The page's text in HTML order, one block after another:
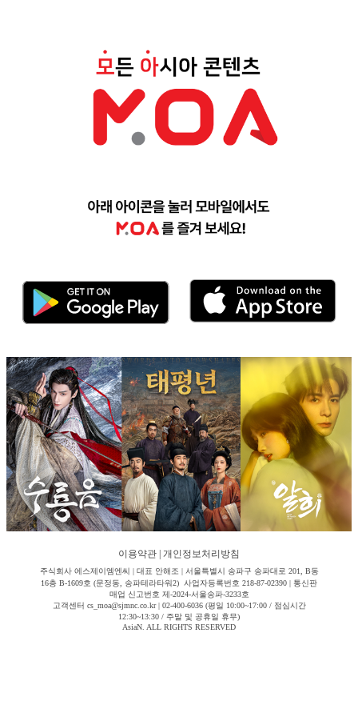
이용약관 개인정보처리방침
주식회사 에스제이엠엔씨 | 대표 안해조 | 서울특별시 송파구 송파대로 201, B동
16층 B-1609호 (문정동, 송파테라타워2) 사업자등록번호 218-87-02390 | 통신판
매업 신고번호 제-2024-서울송파-3233호
고객센터 cs_moa@sjmnc.co.kr | 02-400-6036 (평일 10:00~17:00 / 점심시간
12:30~13:30 / 주말 및 공휴일 휴무)
AsiaN. ALL RIGHTS RESERVED